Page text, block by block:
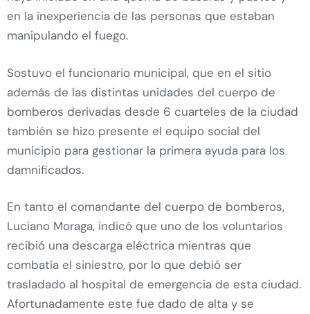
en la inexperiencia de las personas que estaban
manipulando el fuego.
Sostuvo el funcionario municipal, que en el sitio
además de las distintas unidades del cuerpo de
bomberos derivadas desde 6 cuarteles de la ciudad
también se hizo presente el equipo social del
municipio para gestionar la primera ayuda para los
damnificados.
En tanto el comandante del cuerpo de bomberos,
Luciano Moraga, indicó que uno de los voluntarios
recibió una descarga eléctrica mientras que
combatía el siniestro, por lo que debió ser
trasladado al hospital de emergencia de esta ciudad.
Afortunadamente este fue dado de alta y se